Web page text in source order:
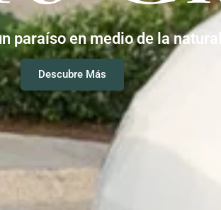
paraíso en medio de la
Descubre Más